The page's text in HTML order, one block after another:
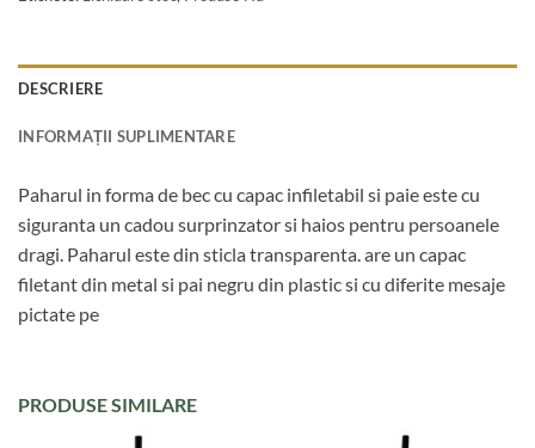
DESCRIERE
INFORMAȚII SUPLIMENTARE
Paharul in forma de bec cu capac infiletabil si paie este cu
siguranta un cadou surprinzator si haios pentru persoanele
dragi. Paharul este din sticla transparenta. are un capac
filetant din metal si pai negru din plastic si cu diferite mesaje
pictate pe
PRODUSE SIMILARE